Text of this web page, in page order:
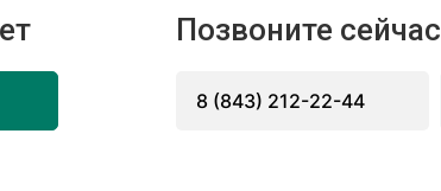
Позвоните сейчас
8 (843) 212-22-44